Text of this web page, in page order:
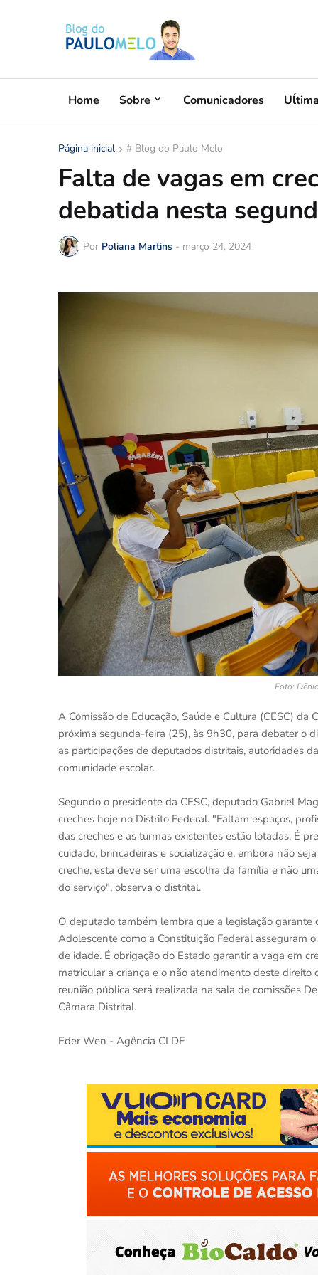
Home Sobre Comunicadores
Página inicial # Blog do Paulo Melo
Falta de vagas em
debatida nesta
Por Poliana Martins - março 24, 2024
Foto:
A Comissão de Educação, Saúde e Cultura (CESC)
próxima segunda-feira (25), às 9h30, para debater o
as participações de deputados distritais, autoridades
comunidade escolar.
Segundo o presidente da CESC, deputado Gabriel
creches hoje no Distrito Federal. "Faltam espaços,
das creches e as turmas existentes estão lotadas. É
cuidado, brincadeiras e socialização e, embora não
creche, esta deve ser uma escolha da família e não
do serviço", observa o distrital.
O deputado também lembra que a legislação
Adolescente como a Constituição Federal asseguram
de idade. É obrigação do Estado garantir a vaga em
matricular a criança e o não atendimento deste
reunião pública será realizada na sala de comissões
Câmara Distrital.
Eder Wen - Agência CLDF